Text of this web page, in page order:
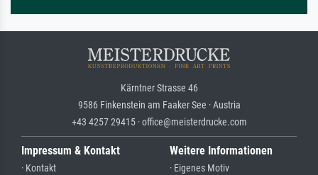
Kärntner Strasse 46
9586 Finkenstein am Faaker See · Austria
+43 4257 29415 · office@meisterdrucke.com
Impressum & Kontakt
· Kontakt
Weitere Informationen
· Eigenes Motiv